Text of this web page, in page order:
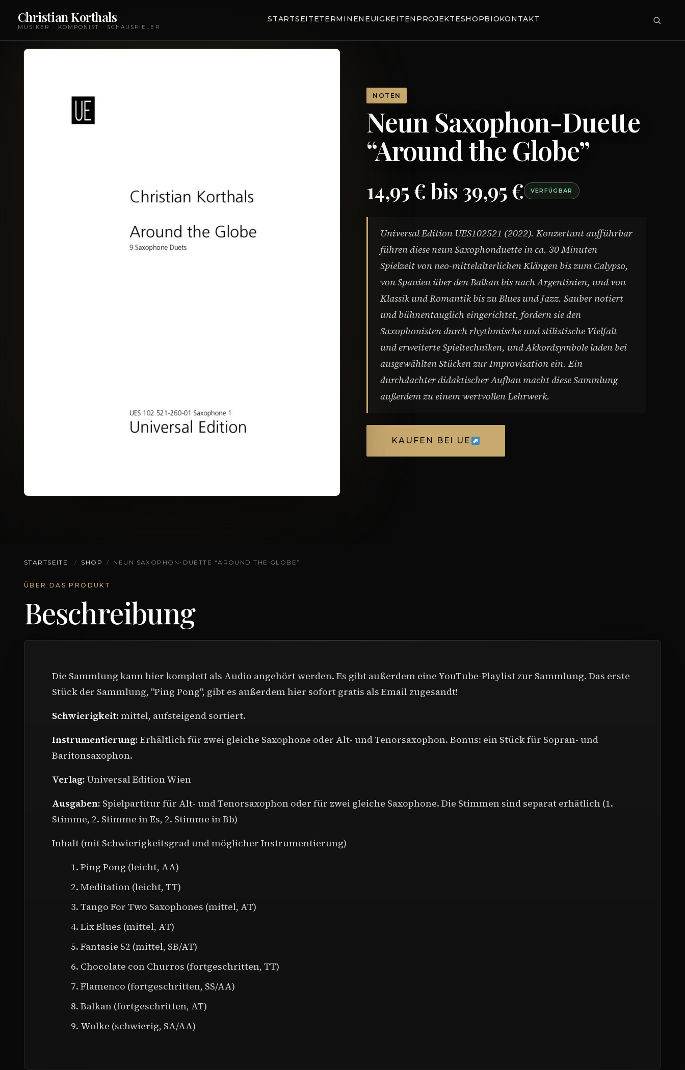
Christian Korthals
MUSIKER · KOMPONIST · SCHAUSPIELER
STARTSEITETERMINENEUIGKEITEN PROJEKTESHOPBIOKONTAKT
NOTEN
Neun Saxophon-Duette
“Around the Globe”
14,95 € bis 39,95 € VERFÜGBAR
Universal Edition UES102521 (2022). Konzertant aufführbar
führen diese neun Saxophonduette in ca. 30 Minuten
Spielzeit von neo-mittelalterlichen Klängen bis zum Calypso,
von Spanien über den Balkan bis nach Argentinien, und von
Klassik und Romantik bis zu Blues und Jazz. Sauber notiert
und bühnentauglich eingerichtet, fordern sie den
Saxophonisten durch rhythmische und stilistische Vielfalt
und erweiterte Spieltechniken, und Akkordsymbole laden bei
ausgewählten Stücken zur Improvisation ein. Ein
durchdachter didaktischer Aufbau macht diese Sammlung
außerdem zu einem wertvollen Lehrwerk.
KAUFEN BEI UE
STARTSEITE / SHOP / NEUN SAXOPHON-DUETTE “AROUND THE GLOBE”
ÜBER DAS PRODUKT
Beschreibung
Die Sammlung kann hier komplett als Audio angehört werden. Es gibt außerdem eine YouTube-Playlist zur Sammlung. Das erste
Stück der Sammlung, "Ping Pong", gibt es außerdem hier sofort gratis als Email zugesandt!
Schwierigkeit: mittel, aufsteigend sortiert.
Instrumentierung: Erhältlich für zwei gleiche Saxophone oder Alt- und Tenorsaxophon. Bonus: ein Stück für Sopran- und
Baritonsaxophon.
Verlag: Universal Edition Wien
Ausgaben: Spielpartitur für Alt- und Tenorsaxophon oder für zwei gleiche Saxophone. Die Stimmen sind separat erhätlich (1.
Stimme, 2. Stimme in Es, 2. Stimme in Bb)
Inhalt (mit Schwierigkeitsgrad und möglicher Instrumentierung)
Ping Pong (leicht, AA)
Meditation (leicht, TT)
Tango For Two Saxophones (mittel, AT)
Lix Blues (mittel, AT)
Fantasie 52 (mittel, SB/AT)
Chocolate con Churros (fortgeschritten, TT)
Flamenco (fortgeschritten, SS/AA)
Balkan (fortgeschritten, AT)
Wolke (schwierig, SA/AA)